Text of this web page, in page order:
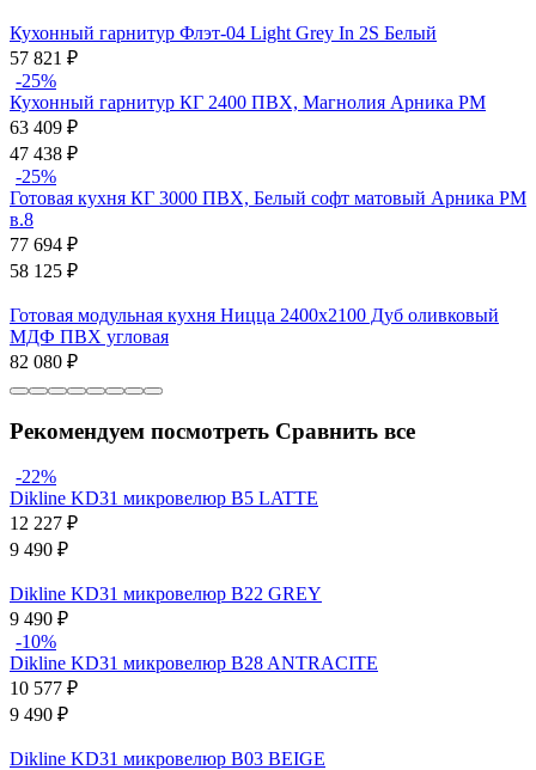
Кухонный гарнитур Флэт-04 Light Grey In 2S Белый
57 821 ₽
-25%
Кухонный гарнитур КГ 2400 ПВХ, Магнолия Арника РМ
63 409 ₽
47 438 ₽
-25%
Готовая кухня КГ 3000 ПВХ, Белый софт матовый Арника РМ
в.8
77 694 ₽
58 125 ₽
Готовая модульная кухня Ницца 2400х2100 Дуб оливковый
МДФ ПВХ угловая
82 080 ₽
Рекомендуем посмотреть Сравнить все
-22%
Dikline KD31 микровелюр B5 LATTE
12 227 ₽
9 490 ₽
Dikline KD31 микровелюр B22 GREY
9 490 ₽
-10%
Dikline KD31 микровелюр B28 ANTRACITE
10 577 ₽
9 490 ₽
Dikline KD31 микровелюр B03 BEIGE